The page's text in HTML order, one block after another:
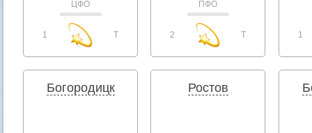
ЦФО
1 T
ПФО
2 T 1
Богородицк Ростов